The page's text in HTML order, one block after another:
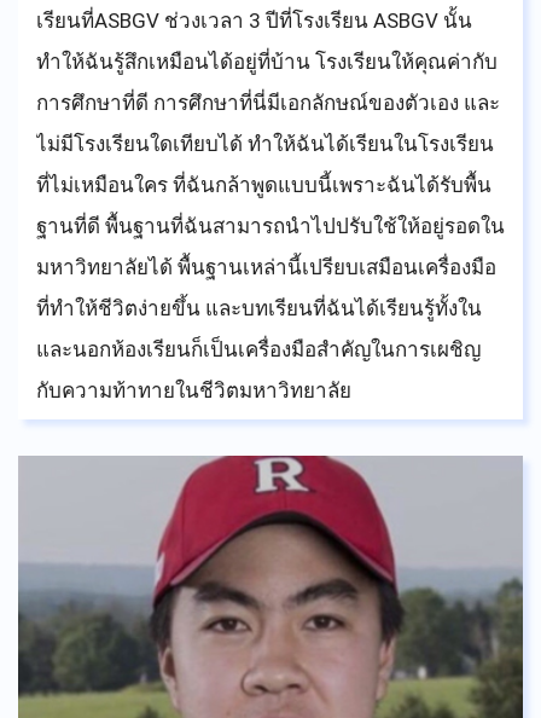
ได้มีโอกาสแบ่งปันโอกาสในมหาวิทยาลัยที่ได้รับ
เรียนที่ASBGV ช่วงเวลา 3 ปีที่โรงเรียน ASBGV นั้น
ทำให้ฉันรู้สึกเหมือนได้อยู่ที่บ้าน โรงเรียนให้คุณค่ากับ
การศึกษาที่ดี การศึกษาที่นี่มีเอกลักษณ์ของตัวเอง และ
ไม่มีโรงเรียนใดเทียบได้ ทำให้ฉันได้เรียนในโรงเรียน
ที่ไม่เหมือนใคร ที่ฉันกล้าพูดแบบนี้เพราะฉันได้รับพื้น
ฐานที่ดี พื้นฐานที่ฉันสามารถนำไปปรับใช้ให้อยู่รอดใน
มหาวิทยาลัยได้ พื้นฐานเหล่านี้เปรียบเสมือนเครื่องมือ
ที่ทำให้ชีวิตง่ายขึ้น และบทเรียนที่ฉันได้เรียนรู้ทั้งใน
และนอกห้องเรียนก็เป็นเครื่องมือสำคัญในการเผชิญ
กับความท้าทายในชีวิตมหาวิทยาลัย
เหมือนพี่สาว และน้องชายของฉัน เราหัวเราะกับความ
สับสน และความท้าทายร่วมกัน ไม่มีใครถูกทิ้ง พวกเรา
เป็นเหมือน “Ohana” ของเรา โอฮาน่าแปลว่า
ครอบครัว ฉันไม่เคยรู้สึกโดดเดี่ยว ฉันรักช่วงเวลาของ
ฉันที่ ASBGVและอยากจะกล่าวขอบคุณเป็นพิเศษแก่
Mrs. Meca ที่ช่วยสนับสนุนฉันเสมอมา ความช่วย